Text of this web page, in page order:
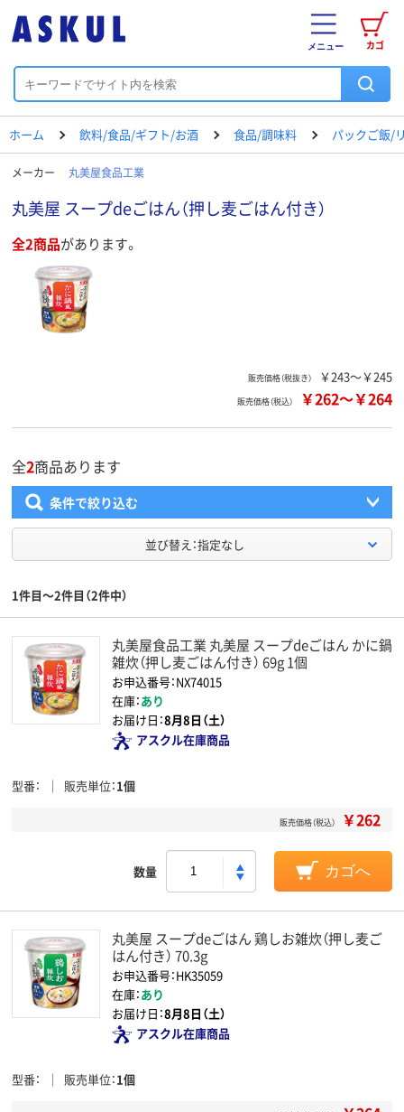
カゴ
メニュー
ホーム 飲料/食品/ギフト/お酒 食品/調味料 パックご飯/
メーカー 丸美屋食品工業
丸美屋 スープdeごはん（押し麦ごはん付き）
全2商品があります。
販売価格（税抜き） ￥243～￥245
販売価格（税込） ￥262～￥264
全2商品あります
条件で絞り込む
並び替え：指定なし
1件目～2件目（2件中）
丸美屋食品工業 丸美屋 スープdeごはん かに鍋
雑炊（押し麦ごはん付き） 69g 1個
お申込番号：NX74015
在庫：あり
お届け日：8月8日（土）
アスクル在庫商品
型番 販売単位 1個
販売価格（税込） ￥262
数量 カゴへ
丸美屋 スープdeごはん 鶏しお雑炊（押し麦ご
はん付き） 70.3g
お申込番号：HK35059
在庫：あり
お届け日：8月8日（土）
アスクル在庫商品
型番 販売単位 1個